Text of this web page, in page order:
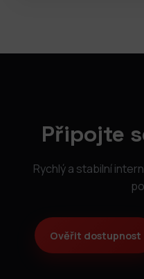
Připojte
Rychlý a stabilní
Ověřit dostupnost